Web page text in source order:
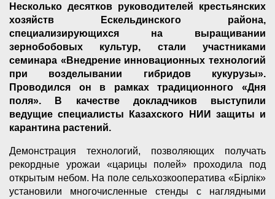
Несколько десятков руководителей крестьянских
хозяйств Ескельдинского района,
специализирующихся на выращивании
зернобобовых культур, стали участниками
семинара «Внедрение инновационных технологий
при возделывании гибридов кукурузы».
Проводился он в рамках традиционного «Дня
поля». В качестве докладчиков выступили
ведущие специалисты Казахского НИИ защиты и
карантина растений.
Демонстрация технологий, позволяющих получать
рекордные урожаи «царицы полей» проходила под
открытым небом. На поле сельхозкооператива «Бірлік»
установили многочисленные стенды с наглядными